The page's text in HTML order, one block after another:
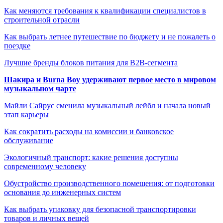
Как меняются требования к квалификации специалистов в
строительной отрасли
Как выбрать летнее путешествие по бюджету и не пожалеть о
поездке
Лучшие бренды блоков питания для B2B-сегмента
Шакира и Burna Boy удерживают первое место в мировом
музыкальном чарте
Майли Сайрус сменила музыкальный лейбл и начала новый
этап карьеры
Как сократить расходы на комиссии и банковское
обслуживание
Экологичный транспорт: какие решения доступны
современному человеку
Обустройство производственного помещения: от подготовки
основания до инженерных систем
Как выбрать упаковку для безопасной транспортировки
товаров и личных вещей